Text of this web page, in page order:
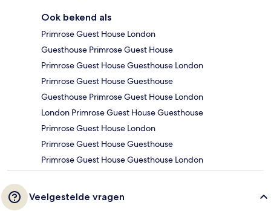
Ook bekend als
Primrose Guest House London
Guesthouse Primrose Guest House
Primrose Guest House Guesthouse London
Primrose Guest House Guesthouse
Guesthouse Primrose Guest House London
London Primrose Guest House Guesthouse
Primrose Guest House London
Primrose Guest House Guesthouse
Primrose Guest House Guesthouse London
Veelgestelde vragen